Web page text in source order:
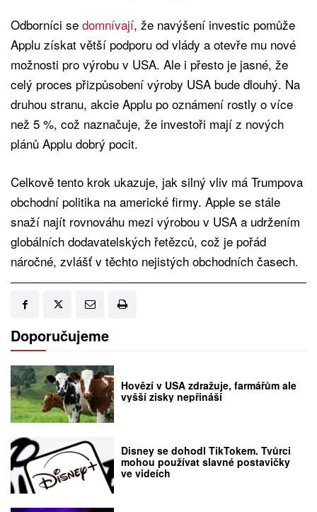
Odborníci se domnívají, že navýšení investic pomůže
Applu získat větší podporu od vlády a otevře mu nové
možnosti pro výrobu v USA. Ale i přesto je jasné, že
celý proces přizpůsobení výroby USA bude dlouhý. Na
druhou stranu, akcie Applu po oznámení rostly o více
než 5 %, což naznačuje, že investoři mají z nových
plánů Applu dobrý pocit.
Celkově tento krok ukazuje, jak silný vliv má Trumpova
obchodní politika na americké firmy. Apple se stále
snaží najít rovnováhu mezi výrobou v USA a udržením
globálních dodavatelských řetězců, což je pořád
náročné, zvlášť v těchto nejistých obchodních časech.
Doporučujeme
Hovězí v USA zdražuje, farmářům ale
vyšší zisky nepřináší
Disney se dohodl TikTokem. Tvůrci
mohou používat slavné postavičky
ve videích